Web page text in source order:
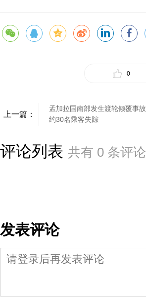
0
上一篇：
孟加拉国南部发生渡轮倾覆事故
约30名乘客失踪
评论列表 共有 0 条评论
发表评论